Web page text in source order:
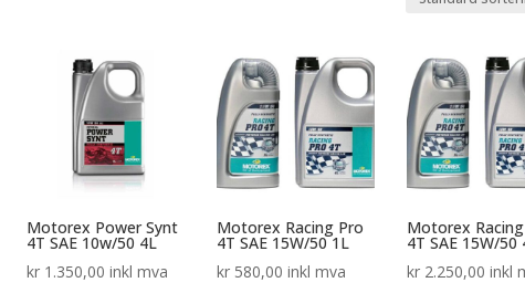
Motorex Power Synt
4T SAE 10w/50 4L
kr 1.350,00 inkl mva
Motorex Racing Pro
4T SAE 15W/50 1L
kr 580,00 inkl mva
Motorex
4T SAE 15W/50
kr2.250,00 inkl